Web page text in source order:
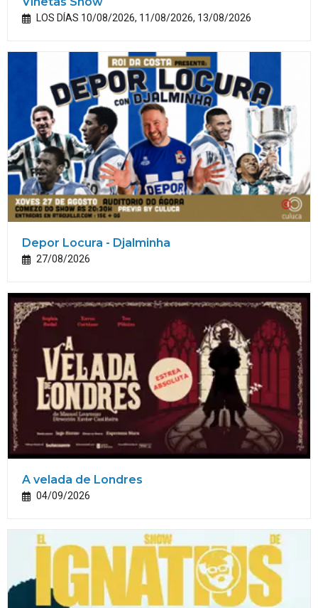
LOS DÍAS 10/08/2026, 11/08/2026, 13/08/2026
Depor Locura - Djalminha
27/08/2026
A velada de Londres
04/09/2026